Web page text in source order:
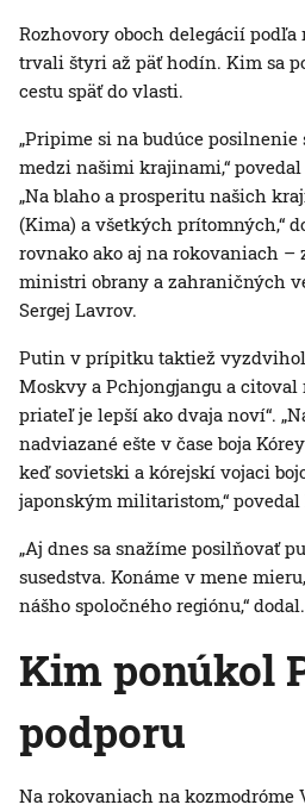
Rozhovory oboch delegácií
trvali štyri až päť hodín. Kim sa
cestu späť do vlasti.
„Pripime si na budúce
medzi našimi krajinami,“
„Na blaho a prosperitu našich
(Kima) a všetkých prítomných,“
rovnako ako aj na rokovaniach
ministri obrany a zahraničných
Sergej Lavrov.
Putin v prípitku taktiež
Moskvy a Pchjongjangu a citoval
priateľ je lepší ako dvaja noví“.
nadviazané ešte v čase boja
keď sovietski a kórejskí vojaci
japonským militaristom,“
„Aj dnes sa snažíme posilňovať
susedstva. Konáme v mene
nášho spoločného regiónu,“ dodal.
Kim ponúkol
podporu
Na rokovaniach na kozmodróme